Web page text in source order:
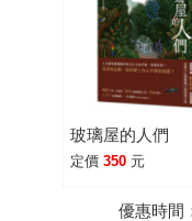
玻璃屋的人們
定價 350 元
優惠時間